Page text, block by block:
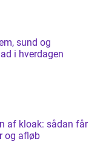
sund og
i hverdagen
af kloak: sådan får
og afløb